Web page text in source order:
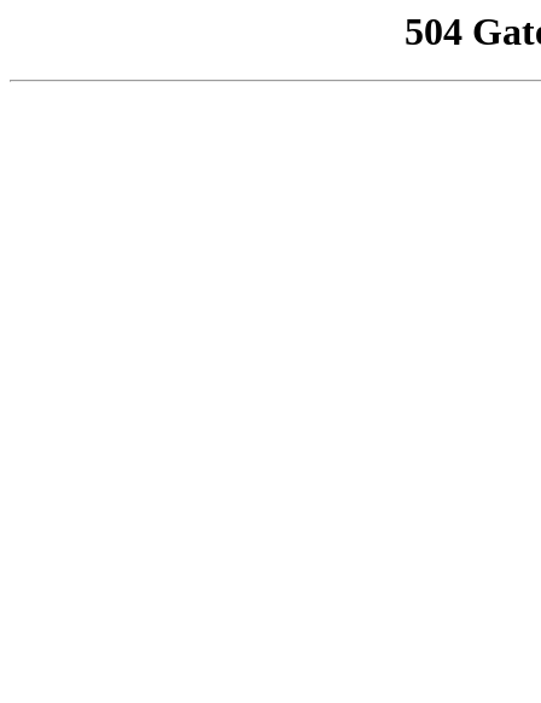
504